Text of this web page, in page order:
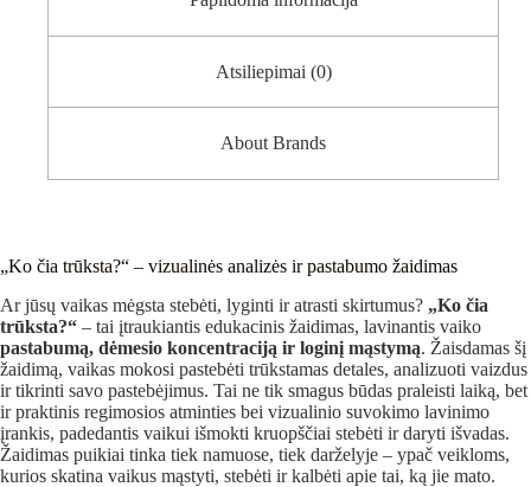
Atsiliepimai (0)
About Brands
„Ko čia trūksta?“ – vizualinės analizės ir pastabumo žaidimas
Ar jūsų vaikas mėgsta stebėti, lyginti ir atrasti skirtumus? „Ko čia
trūksta?“ – tai įtraukiantis edukacinis žaidimas, lavinantis vaiko
pastabumą, dėmesio koncentraciją ir loginį mąstymą. Žaisdamas šį
žaidimą, vaikas mokosi pastebėti trūkstamas detales, analizuoti vaizdus
ir tikrinti savo pastebėjimus. Tai ne tik smagus būdas praleisti laiką, bet
ir praktinis regimosios atminties bei vizualinio suvokimo lavinimo
įrankis, padedantis vaikui išmokti kruopščiai stebėti ir daryti išvadas.
Žaidimas puikiai tinka tiek namuose, tiek darželyje – ypač veikloms,
kurios skatina vaikus mąstyti, stebėti ir kalbėti apie tai, ką jie mato.